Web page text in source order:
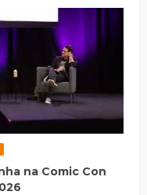
na Comic Con